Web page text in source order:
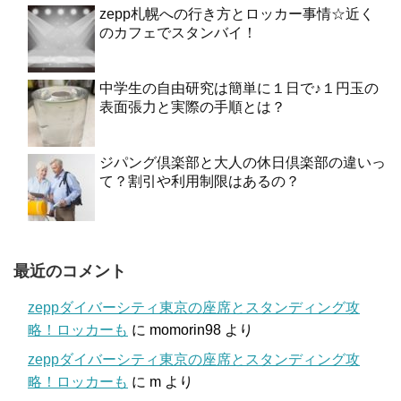
zepp札幌への行き方とロッカー事情☆近く
のカフェでスタンバイ！
中学生の自由研究は簡単に１日で♪１円玉の
表面張力と実際の手順とは？
ジパング倶楽部と大人の休日倶楽部の違いっ
て？割引や利用制限はあるの？
最近のコメント
zeppダイバーシティ東京の座席とスタンディング攻
略！ロッカーも に momorin98 より
zeppダイバーシティ東京の座席とスタンディング攻
略！ロッカーも に m より